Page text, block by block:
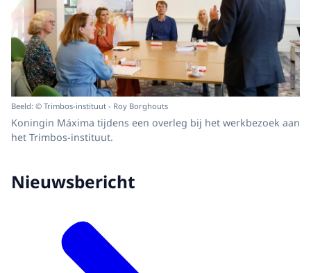
Beeld: © Trimbos-instituut - Roy Borghouts
Koningin Máxima tijdens een overleg bij het werkbezoek aan
het Trimbos-instituut.
Nieuwsbericht